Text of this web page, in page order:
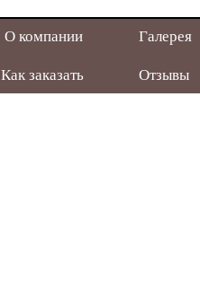
О компании Галерея
Как заказать Отзывы